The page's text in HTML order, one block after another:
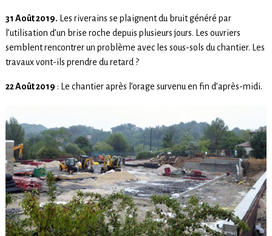
31 Août 2019. Les riverains se plaignent du bruit généré par
l’utilisation d’un brise roche depuis plusieurs jours. Les ouvriers
semblent rencontrer un problème avec les sous-sols du chantier. Les
travaux vont-ils prendre du retard ?
22 Août 2019 : Le chantier après l’orage survenu en fin d’après-midi.